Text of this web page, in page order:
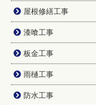
屋根修繕工事
漆喰工事
板金工事
雨樋工事
防水工事